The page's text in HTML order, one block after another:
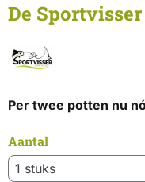
De
Per twee potten nu
Aantal